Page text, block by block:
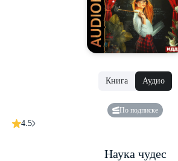
Книга Аудио
По подписке
4.5
Наука чудес